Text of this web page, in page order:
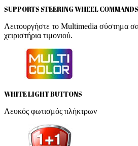
SUPPORTS STEERING WHEEL COMMANDS
Λειτουργήστε το Multimedia σύστημα
χειριστήρια τιμονιού.
WHITE LIGHT BUTTONS
Λευκός φωτισμός πλήκτρων